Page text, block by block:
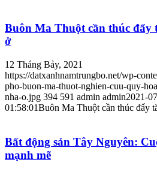
Buôn Ma Thuột cần thúc đẩy
ở
12 Tháng Bảy, 2021
https://datxanhnamtrungbo.net/wp-
pho-buon-ma-thuot-nghien-cuu-quy-
nha-o.jpg 394 591 admin admin2021-
01:58:01Buôn Ma Thuột cần thúc đẩy
Bất động sản Tây Nguyên:
mạnh mẽ